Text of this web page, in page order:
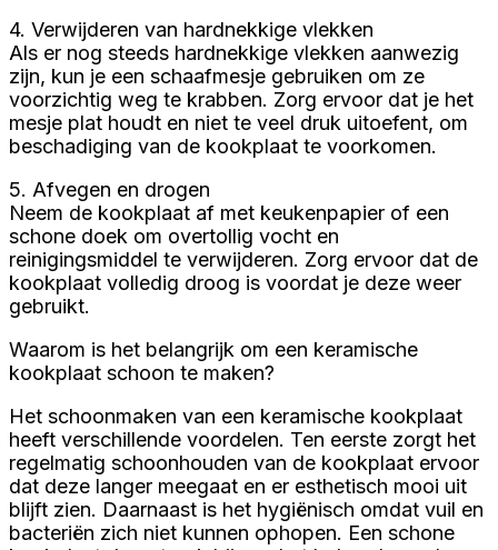
4. Verwijderen van hardnekkige vlekken
Als er nog steeds hardnekkige vlekken aanwezig
zijn, kun je een schaafmesje gebruiken om ze
voorzichtig weg te krabben. Zorg ervoor dat je het
mesje plat houdt en niet te veel druk uitoefent, om
beschadiging van de kookplaat te voorkomen.
5. Afvegen en drogen
Neem de kookplaat af met keukenpapier of een
schone doek om overtollig vocht en
reinigingsmiddel te verwijderen. Zorg ervoor dat de
kookplaat volledig droog is voordat je deze weer
gebruikt.
Waarom is het belangrijk om een keramische
kookplaat schoon te maken?
Het schoonmaken van een keramische kookplaat
heeft verschillende voordelen. Ten eerste zorgt het
regelmatig schoonhouden van de kookplaat ervoor
dat deze langer meegaat en er esthetisch mooi uit
blijft zien. Daarnaast is het hygiënisch omdat vuil en
bacteriën zich niet kunnen ophopen. Een schone